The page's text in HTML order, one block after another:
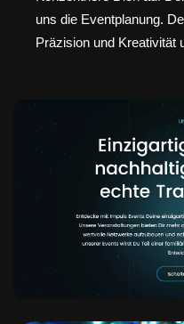
uns die Eventplanung.
Präzision und Kreativität